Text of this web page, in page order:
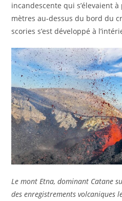
incandescente qui s’élevaient
mètres au-dessus du bord du
scories s’est développé à
Le mont Etna, dominant Catane
des enregistrements volcaniques